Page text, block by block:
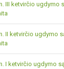
III ketvirčio
II ketvirčio ugdymo
I ketvirčio ugdymo